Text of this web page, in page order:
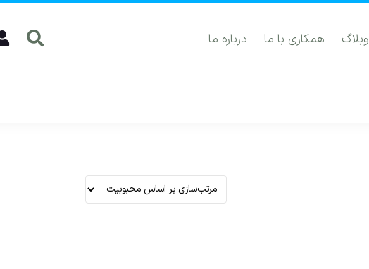
وبلاگ همکاری با ما درباره ما